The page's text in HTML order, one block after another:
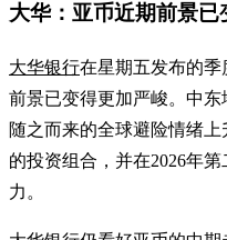
大华：亚币近期前景已
大华银行在星期五发布的季
前景已变得更加严峻。中
随之而来的全球避险情绪
的投资组合，并在2026年
力。